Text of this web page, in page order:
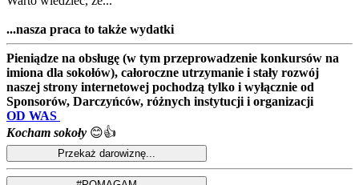
...nasza praca to także wydatki
Pieniądze na obsługę (w tym przeprowadzenie konkursów na
imiona dla sokołów), całoroczne utrzymanie i stały rozwój
naszej strony internetowej pochodzą tylko i wyłącznie od
Sponsorów, Darczyńców, różnych instytucji i organizacji
OD WAS
Kocham sokoły 😊👍